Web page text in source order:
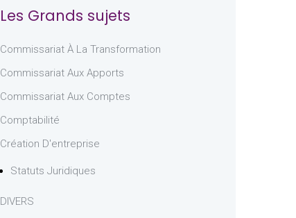
Les Grands sujets
Commissariat À La Transformation
Commissariat Aux Apports
Commissariat Aux Comptes
Comptabilité
Création D'entreprise
Statuts Juridiques
DIVERS